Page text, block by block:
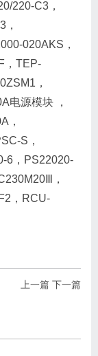
220-C3，
020AKS，
，TEP-
，
电源模块 ，
，
S，
6，PS22020-
，
，RCU-
上一篇 下一篇